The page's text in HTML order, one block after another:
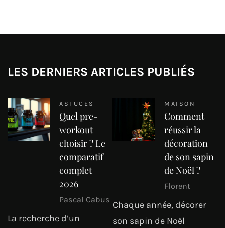
LES DERNIERS ARTICLES PUBLIÉS
ASTUCES
Quel pre-
workout
choisir ? Le
comparatif
complet
2026
Pascal Cabus
La recherche d’un
MAISON
Comment
réussir la
décoration
de son sapin
de Noël ?
Florent
Chaque année, décorer
son sapin de Noël